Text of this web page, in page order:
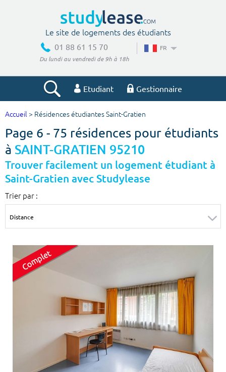
Le site de logements des étudiants
01 88 61 15 70
Du lundi au vendredi de 9h à 18h
FR
Etudiant Gestionnaire
Votre recherche
Ville, école
Colocation
Votre date d'entrée
Accueil > Résidences étudiantes Saint-Gratien
Page 6 - 75 résidences pour étudiants
à SAINT-GRATIEN 95210
Trouver facilement un logement étudiant à
Saint-Gratien avec Studylease
Trier par :